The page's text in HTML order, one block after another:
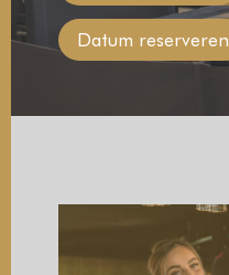
Datum reserveren